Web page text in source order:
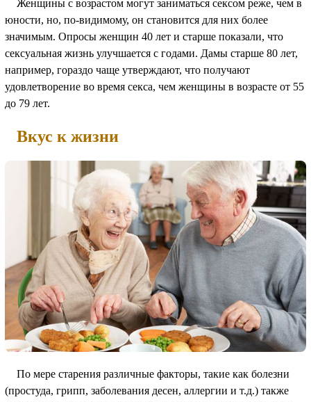
Женщины с возрастом могут заниматься сексом реже, чем в
юности, но, по-видимому, он становится для них более
значимым. Опросы женщин 40 лет и старше показали, что
сексуальная жизнь улучшается с годами. Дамы старше 80 лет,
например, гораздо чаще утверждают, что получают
удовлетворение во время секса, чем женщины в возрасте от 55
до 79 лет.
Вкус к жизни
По мере старения различные факторы, такие как болезни
(простуда, грипп, заболевания десен, аллергии и т.д.) также